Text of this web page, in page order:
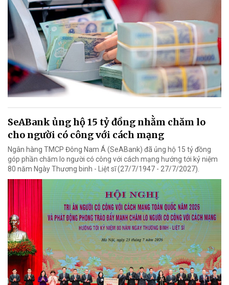
SeABank ủng hộ 15 tỷ đồng nhằm chăm lo
cho người có công với cách mạng
Ngân hàng TMCP Đông Nam Á (SeABank) đã ủng hộ 15 tỷ đồng
góp phần chăm lo người có công với cách mạng hướng tới kỷ niệm
80 năm Ngày Thương binh - Liệt sĩ (27/7/1947 - 27/7/2027).